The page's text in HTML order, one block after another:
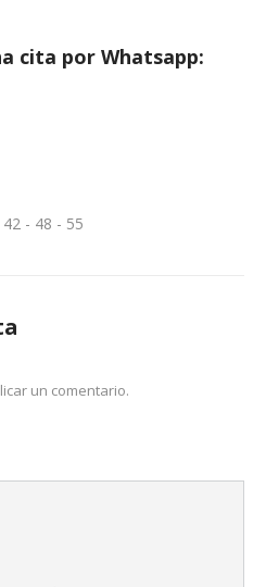
cita por Whatsapp:
- 48 - 55
un comentario.